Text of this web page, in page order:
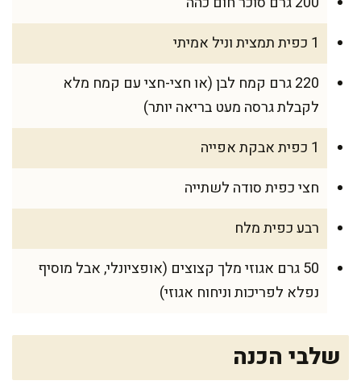
1 כפית תמצית וניל אמיתי
220 גרם קמח לבן (או חצי-חצי עם קמח מלא
לקבלת גרסה מעט בריאה יותר)
1 כפית אבקת אפייה
חצי כפית סודה לשתייה
רבע כפית מלח
50 גרם אגוזי מלך קצוצים (אופציונלי, אבל מוסיף
נפלא לפריכות וניחוח אגוזי)
שלבי הכנה